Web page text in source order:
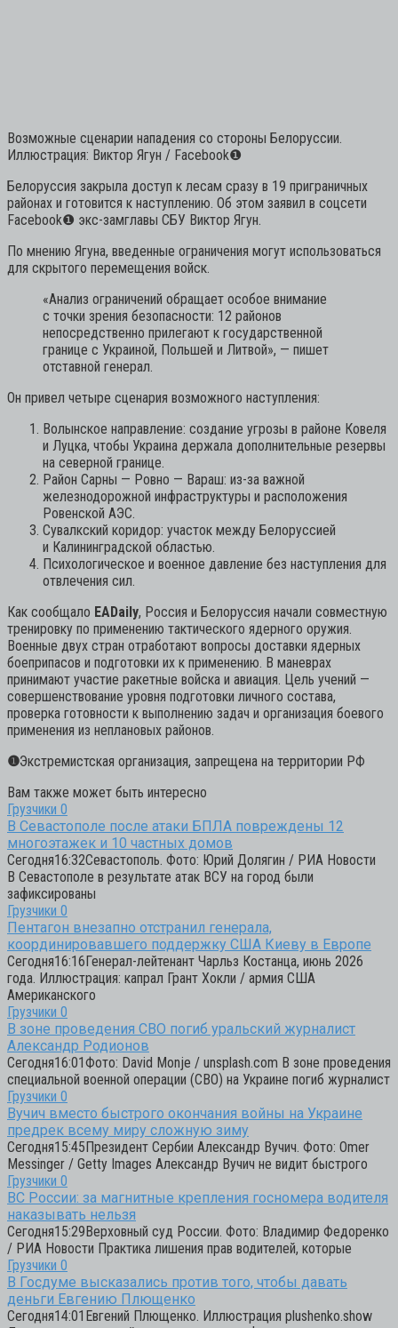
Возможные сценарии нападения со стороны Белоруссии.
Иллюстрация: Виктор Ягун / Facebook❶
Белоруссия закрыла доступ к лесам сразу в 19 приграничных
районах и готовится к наступлению. Об этом заявил в соцсети
Facebook❶ экс-замглавы СБУ Виктор Ягун.
По мнению Ягуна, введенные ограничения могут использоваться
для скрытого перемещения войск.
«Анализ ограничений обращает особое внимание
с точки зрения безопасности: 12 районов
непосредственно прилегают к государственной
границе с Украиной, Польшей и Литвой», — пишет
отставной генерал.
Он привел четыре сценария возможного наступления:
Волынское направление: создание угрозы в районе Ковеля
и Луцка, чтобы Украина держала дополнительные резервы
на северной границе.
Район Сарны — Ровно — Вараш: из-за важной
железнодорожной инфраструктуры и расположения
Ровенской АЭС.
Сувалкский коридор: участок между Белоруссией
и Калининградской областью.
Психологическое и военное давление без наступления для
отвлечения сил.
Как сообщало EADaily, Россия и Белоруссия начали совместную
тренировку по применению тактического ядерного оружия.
Военные двух стран отработают вопросы доставки ядерных
боеприпасов и подготовки их к применению. В маневрах
принимают участие ракетные войска и авиация. Цель учений —
совершенствование уровня подготовки личного состава,
проверка готовности к выполнению задач и организация боевого
применения из неплановых районов.
❶Экстремистская организация, запрещена на территории РФ
Вам также может быть интересно
Грузчики 0
В Севастополе после атаки БПЛА повреждены 12
многоэтажек и 10 частных домов
Сегодня16:32Севастополь. Фото: Юрий Долягин / РИА Новости
В Севастополе в результате атак ВСУ на город были
зафиксированы
Грузчики 0
Пентагон внезапно отстранил генерала,
координировавшего поддержку США Киеву в Европе
Сегодня16:16Генерал-лейтенант Чарльз Костанца, июнь 2026
года. Иллюстрация: капрал Грант Хокли / армия США
Американского
Грузчики 0
В зоне проведения СВО погиб уральский журналист
Александр Родионов
Сегодня16:01Фото: David Monje / unsplash.com В зоне проведения
специальной военной операции (СВО) на Украине погиб журналист
Грузчики 0
Вучич вместо быстрого окончания войны на Украине
предрек всему миру сложную зиму
Сегодня15:45Президент Сербии Александр Вучич. Фото: Omer
Messinger / Getty Images Александр Вучич не видит быстрого
Грузчики 0
ВС России: за магнитные крепления госномера водителя
наказывать нельзя
Сегодня15:29Верховный суд России. Фото: Владимир Федоренко
/ РИА Новости Практика лишения прав водителей, которые
Грузчики 0
В Госдуме высказались против того, чтобы давать
деньги Евгению Плющенко
Сегодня14:01Евгений Плющенко. Иллюстрация plushenko.show